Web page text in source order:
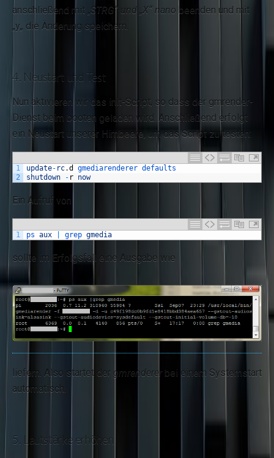
anschließend mit „STRG“ und „X“ nano beenden und mit
„y„ die Änderung speichern.
4. Neustart und Test
Nun aktivieren wir das init-Script, so dass der gmrender-
Dienst beim booten geladen wird. Anschließend erfolgt
ein Neustart unserer Himbeere, um das Script zu testen:
1
2
update- rc.d gmediarenderer defaults
shutdown
- r now
Ein Aufruf von
1 ps aux grep gmedia
sollte im Erfolgsfall eine Ausgabe wie
liefern. Also startet der gmrendererbei einem Systemstart
automatisch.
5. Lautstärke erhöhen